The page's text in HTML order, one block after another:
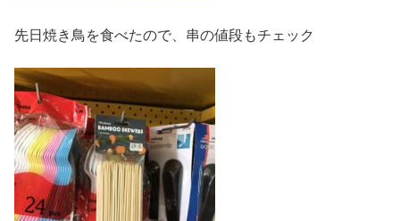
先日焼き鳥を食べたので、串の値段もチェック